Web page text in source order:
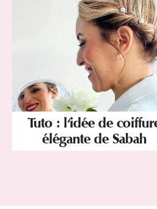
Tuto : l'idée de
élégante de Sabah